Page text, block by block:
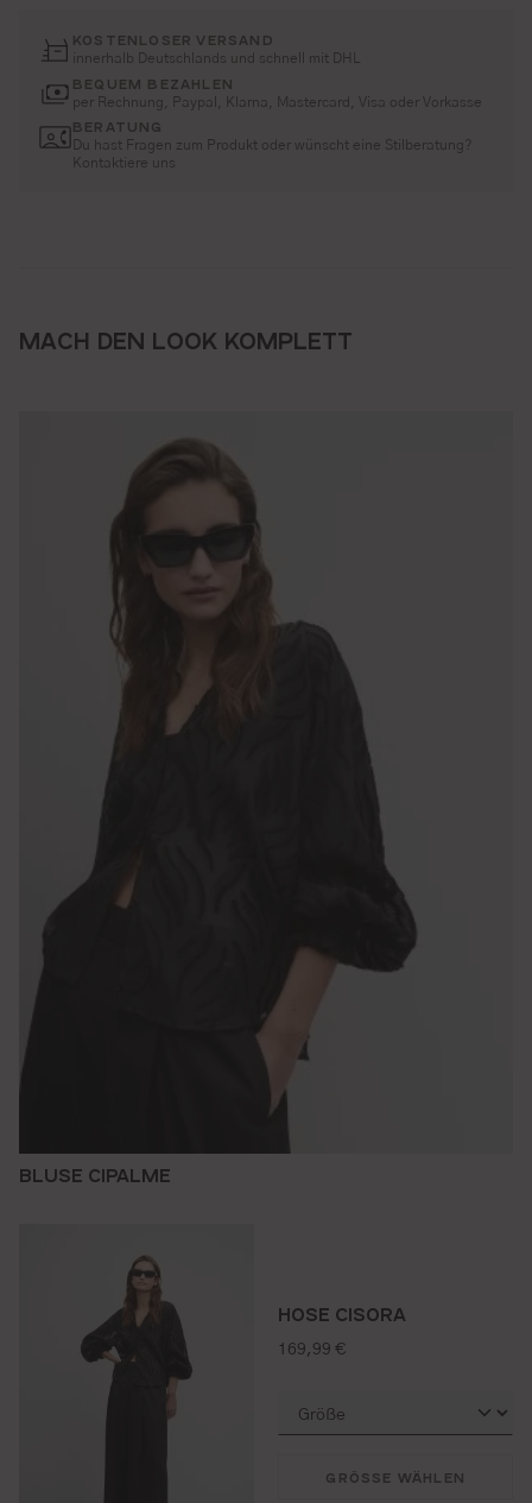
KOSTENLOSER VERSAND
innerhalb Deutschlands und schnell mit DHL
BEQUEM BEZAHLEN
per Rechnung, Paypal, Klarna, Mastercard, Visa oder Vorkasse
BERATUNG
Du hast Fragen zum Produkt oder wünscht eine Stilberatung?
Kontaktiere uns
MACH DEN LOOK KOMPLETT
BLUSE CIPALME
HOSE CISORA
regulärer preis:
169,99 €
GRÖSSE WÄHLEN